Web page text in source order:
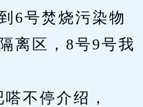
6号焚烧污染物
离区，8号9号我
不停介绍，